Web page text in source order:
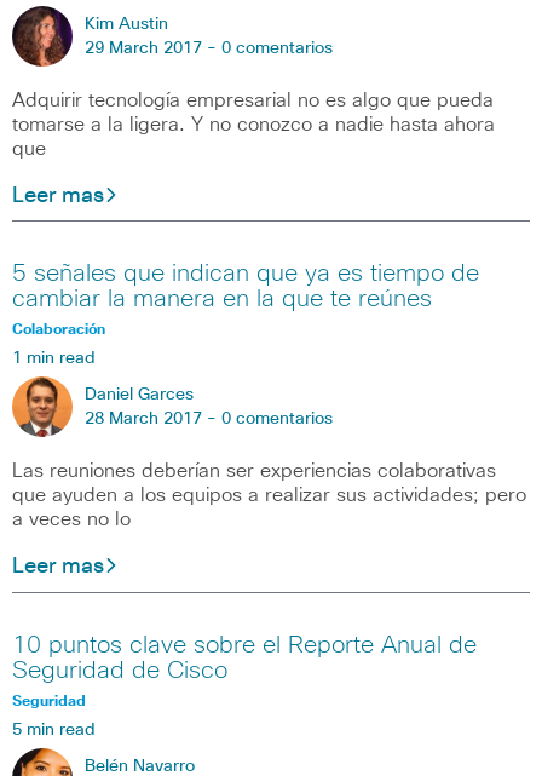
Kim Austin
29 March 2017 - 0 comentarios
Adquirir tecnología empresarial no es algo que pueda
tomarse a la ligera. Y no conozco a nadie hasta ahora
que
Leer mas
5 señales que indican que ya es tiempo de
cambiar la manera en la que te reúnes
Colaboración
1 min read
Daniel Garces
28 March 2017 - 0 comentarios
Las reuniones deberían ser experiencias colaborativas
que ayuden a los equipos a realizar sus actividades; pero
a veces no lo
Leer mas
10 puntos clave sobre el Reporte Anual de
Seguridad de Cisco
Seguridad
5 min read
Belén Navarro